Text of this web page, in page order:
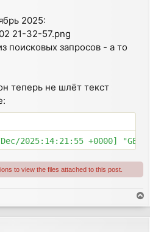
2025:
21-32-57.png
поисковых запросов - а то
теперь не шлёт текст
to view the files attached to this post.
o
p